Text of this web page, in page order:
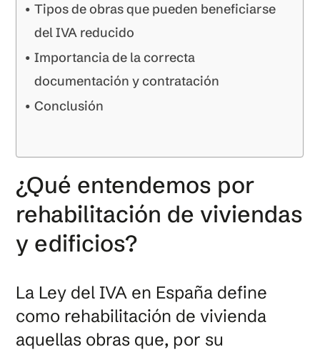
Tipos de obras que pueden beneficiarse
del IVA reducido
Importancia de la correcta
documentación y contratación
Conclusión
¿Qué entendemos por
rehabilitación de viviendas
y edificios?
La Ley del IVA en España define
como rehabilitación de vivienda
aquellas obras que, por su